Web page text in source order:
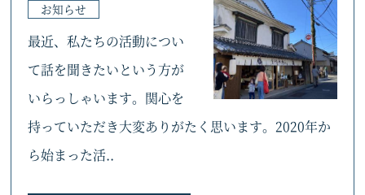
お知らせ
最近、私たちの活動につい
て話を聞きたいという方が
いらっしゃいます。関心を
持っていただき大変ありがたく思います。2020年か
ら始まった活..